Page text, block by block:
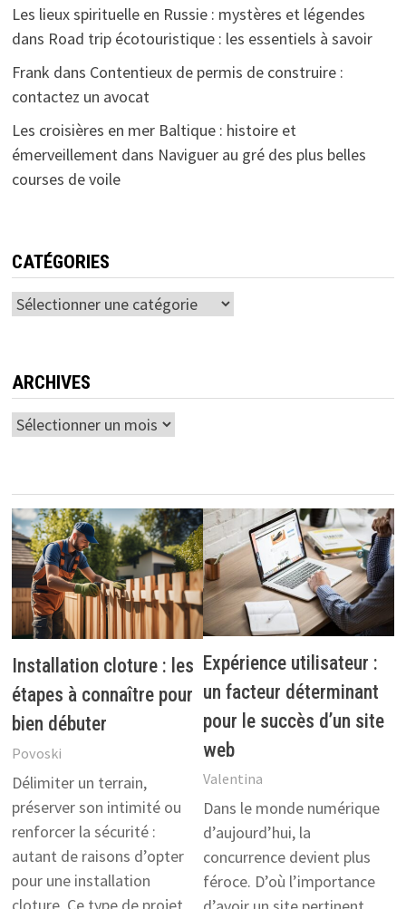
Les lieux spirituelle en Russie : mystères et légendes
dans Road trip écotouristique : les essentiels à savoir
Frank dans Contentieux de permis de construire :
contactez un avocat
Les croisières en mer Baltique : histoire et
émerveillement dans Naviguer au gré des plus belles
courses de voile
CATÉGORIES
Catégories
ARCHIVES
Archives
Installation cloture : les
étapes à connaître pour
bien débuter
Povoski
Délimiter un terrain,
préserver son intimité ou
renforcer la sécurité :
autant de raisons d’opter
pour une installation
cloture. Ce type de projet
Expérience utilisateur :
un facteur déterminant
pour le succès d’un site
web
Valentina
Dans le monde numérique
d’aujourd’hui, la
concurrence devient plus
féroce. D’où l’importance